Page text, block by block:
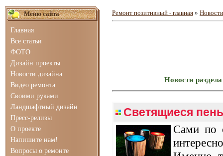
Меню сайта
Главная
Все статьи
ФОТО
Дизайн проекты
Новости дизайна
Видео ремонта
Своими руками
Ландшафтный дизайн
Пресс-релизы
О проекте
Напишите нам!
Вопросы о ремонте
Ремонт позитивный - главная »
Новости
Светящиеся
Сами по